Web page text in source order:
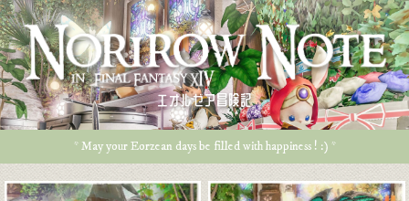
エオルゼア冒険記
* May your Eorzean days be filled with happiness ! :) *